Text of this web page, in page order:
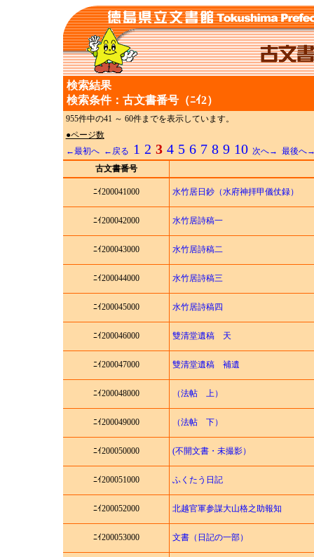
検索結果
検索条件：古文書番号（ﾆｲ2）
955件中の41 ～ 60件までを表示しています。
●ページ数
←最初へ
←戻る 1 2 3 4 5 6 7 8 9 10 次へ→ 最後へ
古文書番号
ﾆｲ200041000 水竹居日鈔（水府神拝甲儀仗録）
ﾆｲ200042000 水竹居詩稿一
ﾆｲ200043000 水竹居詩稿二
ﾆｲ200044000 水竹居詩稿三
ﾆｲ200045000 水竹居詩稿四
ﾆｲ200046000 雙清堂遺稿 天
ﾆｲ200047000 雙清堂遺稿 補遺
ﾆｲ200048000 （法帖 上）
ﾆｲ200049000 （法帖 下）
ﾆｲ200050000 (不開文書・未撮影）
ﾆｲ200051000 ふくたう日記
ﾆｲ200052000 北越官軍参謀大山格之助報知
ﾆｲ200053000 文書（日記の一部）